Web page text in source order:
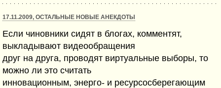
17.11.2009, ОСТАЛЬНЫЕ НОВЫЕ АНЕКДОТЫ
Если чиновники сидят в блогах, комментят,
выкладывают видеообращения
друг на друга, проводят виртуальные выборы, то
можно ли это считать
инновационным, энерго- и ресурсосберегающим